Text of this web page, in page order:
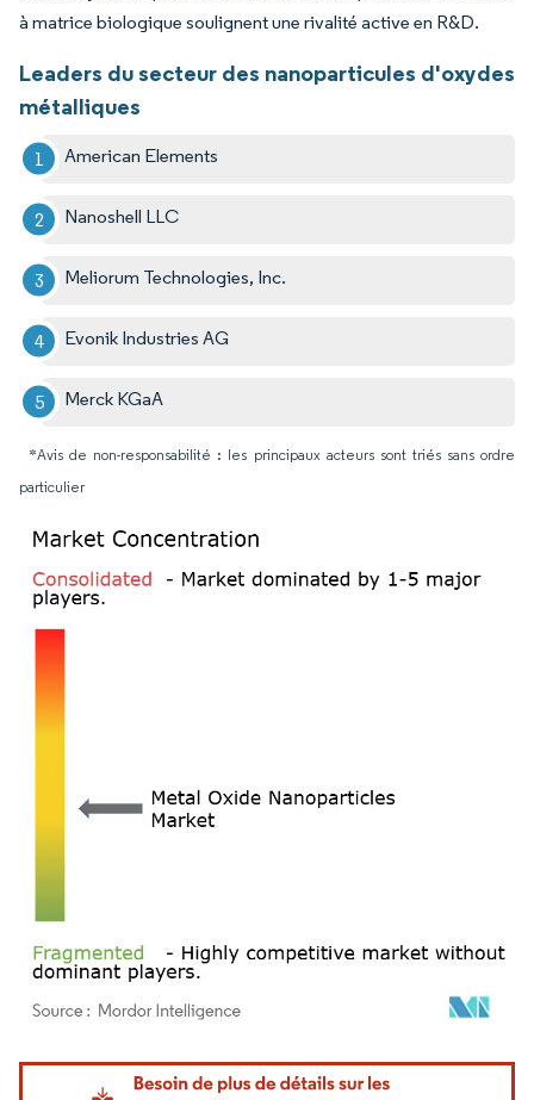
à matrice biologique soulignent une rivalité active en R&D.
Leaders du secteur des nanoparticules d'oxydes
métalliques
American Elements
Nanoshell LLC
Meliorum Technologies, Inc.
Evonik Industries AG
Merck KGaA
*Avis de non-responsabilité : les principaux acteurs sont triés sans ordre
particulier
Image © Mordor Intelligence. La réutilisation nécessite une attribution sous CC BY